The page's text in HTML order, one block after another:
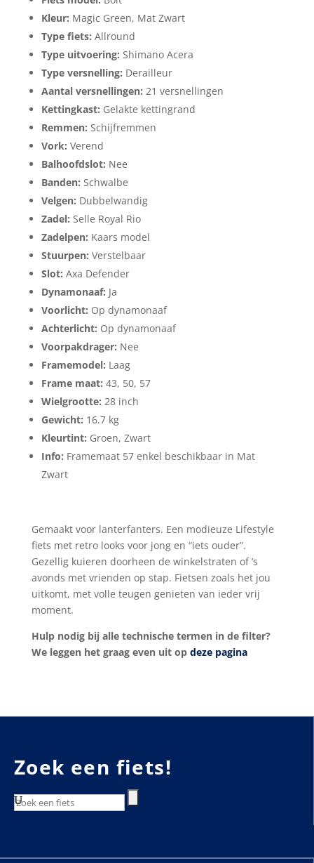
Kleur: Magic Green, Mat Zwart
Type fiets: Allround
Type uitvoering: Shimano Acera
Type versnelling: Derailleur
Aantal versnellingen: 21 versnellingen
Kettingkast: Gelakte kettingrand
Remmen: Schijfremmen
Vork: Verend
Balhoofdslot: Nee
Banden: Schwalbe
Velgen: Dubbelwandig
Zadel: Selle Royal Rio
Zadelpen: Kaars model
Stuurpen: Verstelbaar
Slot: Axa Defender
Dynamonaaf: Ja
Voorlicht: Op dynamonaaf
Achterlicht: Op dynamonaaf
Voorpakdrager: Nee
Framemodel: Laag
Frame maat: 43, 50, 57
Wielgrootte: 28 inch
Gewicht: 16.7 kg
Kleurtint: Groen, Zwart
Info: Framemaat 57 enkel beschikbaar in Mat
Zwart
Gemaakt voor lanterfanters. Een modieuze Lifestyle
fiets met retro looks voor jong en “iets ouder”.
Gezellig kuieren doorheen de winkelstraten of ’s
avonds met vrienden op stap. Fietsen zoals het jou
uitkomt, met volle teugen genieten van ieder vrij
moment.
Hulp nodig bij alle technische termen in de filter?
We leggen het graag even uit op deze pagina
Zoek een fiets!